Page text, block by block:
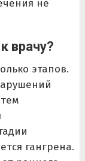
не
врачу?
этапов.
гангрена.